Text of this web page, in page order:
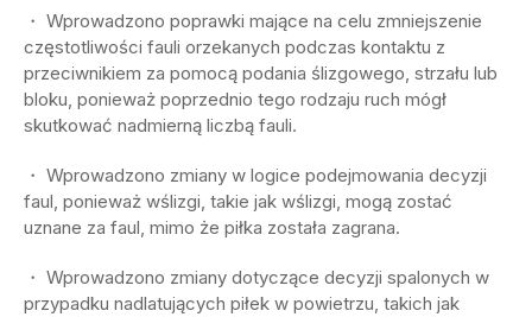
・ Wprowadzono poprawki mające na celu zmniejszenie
częstotliwości fauli orzekanych podczas kontaktu z
przeciwnikiem za pomocą podania ślizgowego, strzału lub
bloku, ponieważ poprzednio tego rodzaju ruch mógł
skutkować nadmierną liczbą fauli.
・ Wprowadzono zmiany w logice podejmowania decyzji
faul, ponieważ wślizgi, takie jak wślizgi, mogą zostać
uznane za faul, mimo że piłka została zagrana.
・ Wprowadzono zmiany dotyczące decyzji spalonych w
przypadku nadlatujących piłek w powietrzu, takich jak